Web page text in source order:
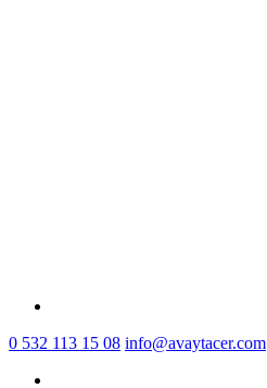
0 532 113 15 08 info@avaytacer.com